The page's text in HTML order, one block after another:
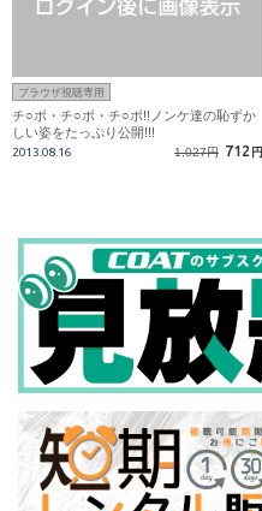
ブラウザ視聴専用
チ○ポ・チ○ポ・チ○ポ!!ノンケ達の恥ずか
しい姿をたっぷり公開!!!
2013.08.16 1,027円 712 円